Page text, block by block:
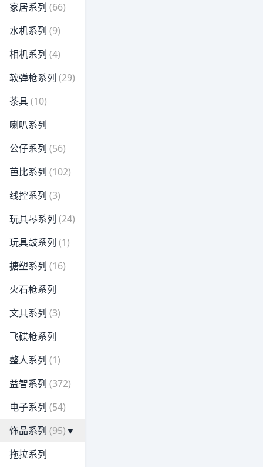
家居系列 (66)
水机系列 (9)
相机系列 (4)
软弹枪系列 (29)
茶具(10)
喇叭系列
公仔系列 (56)
芭比系列 (102)
线控系列 (3)
玩具琴系列 (24)
玩具鼓系列 (1)
搪塑系列 (16)
火石枪系列
文具系列 (3)
飞碟枪系列
整人系列 (1)
益智系列 (372)
电子系列 (54)
饰品系列 (95)▼
拖拉系列